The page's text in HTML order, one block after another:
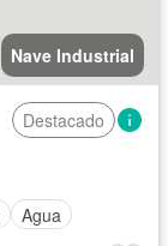
Nave Industrial
Destacado
Agua